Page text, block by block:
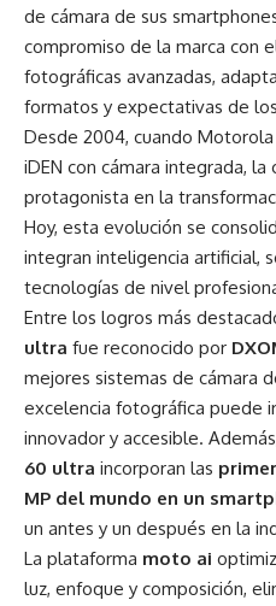
de cámara de sus
compromiso de la marca con
fotográficas avanzadas,
formatos y expectativas de
Desde 2004, cuando
iDEN con cámara integrada, la
protagonista en la
Hoy, esta evolución se
integran inteligencia artificial,
tecnologías de nivel
Entre los logros más
ultra fue reconocido por
mejores sistemas de cámara
excelencia fotográfica puede
innovador y accesible.
60 ultra incorporan las
MP del mundo en un
un antes y un después en la
La plataforma moto ai
luz, enfoque y composición,